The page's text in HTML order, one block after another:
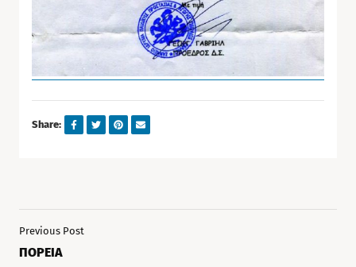
Share:
Previous Post
ΠΟΡΕΙΑ